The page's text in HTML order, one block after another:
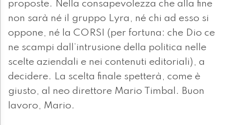
proposte. Nella consapevolezza che alla fine
non sarà né il gruppo Lyra, né chi ad esso si
oppone, né la CORSI (per fortuna: che Dio ce
ne scampi dall’intrusione della politica nelle
scelte aziendali e nei contenuti editoriali), a
decidere. La scelta finale spetterà, come è
giusto, al neo direttore Mario Timbal. Buon
lavoro, Mario.